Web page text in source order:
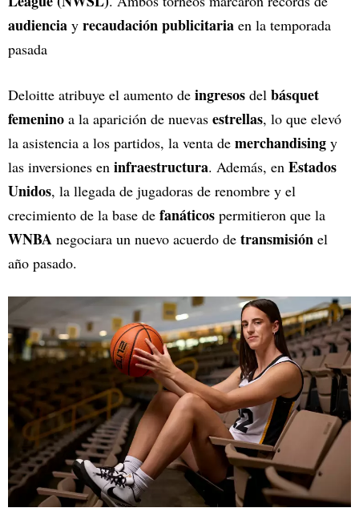
audiencia y recaudación publicitaria en la temporada
pasada
Deloitte atribuye el aumento de ingresos del básquet
femenino a la aparición de nuevas estrellas, lo que elevó
la asistencia a los partidos, la venta de merchandising y
las inversiones en infraestructura. Además, en Estados
Unidos, la llegada de jugadoras de renombre y el
crecimiento de la base de fanáticos permitieron que la
WNBA negociara un nuevo acuerdo de transmisión el
año pasado.